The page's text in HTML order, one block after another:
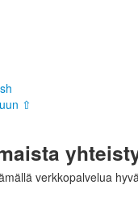
⇧
verkkopalvelua